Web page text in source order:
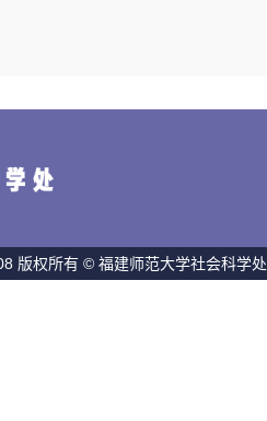
版权所有 © 福建师范大学社会科学处